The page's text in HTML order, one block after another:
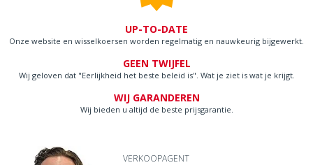
UP-TO-DATE
Onze website en wisselkoersen worden regelmatig en nauwkeurig bijgewerkt.
GEEN TWIJFEL
Wij geloven dat "Eerlijkheid het beste beleid is". Wat je ziet is wat je krijgt.
WIJ GARANDEREN
Wij bieden u altijd de beste prijsgarantie.
VERKOOPAGENT